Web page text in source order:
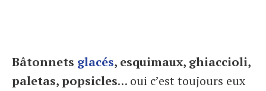
Bâtonnets glacés, esquimaux, ghiaccioli,
paletas, popsicles… oui c’est toujours eux